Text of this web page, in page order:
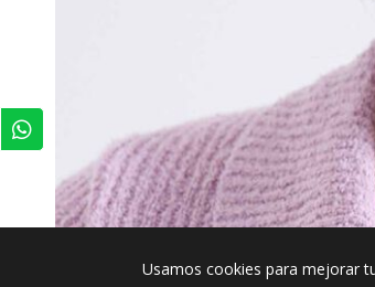
Usamos cookies para mejorar